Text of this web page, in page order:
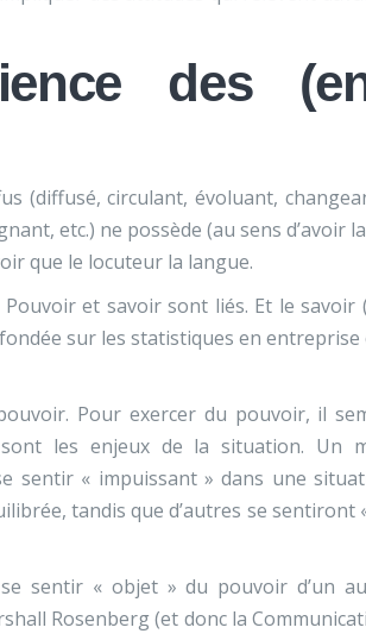
des
(diffusé, circulant, évoluant,
etc.) ne possède (au sens d’avoir la
que le locuteur la langue.
et savoir sont liés. Et le savoir
sur les statistiques en entreprise
Pour exercer du pouvoir, il
les enjeux de la situation. Un
sentir « impuissant » dans une
tandis que d’autres se sentiront
sentir « objet » du pouvoir d’un
Rosenberg (et donc la